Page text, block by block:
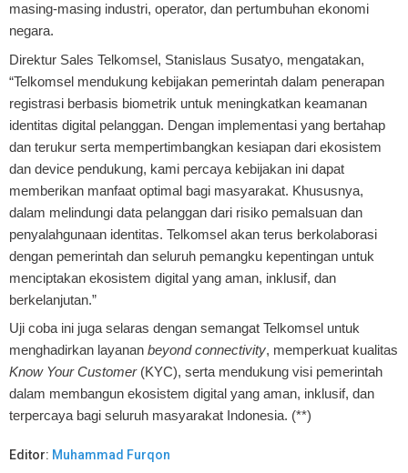
masing-masing industri, operator, dan pertumbuhan ekonomi
negara.
Direktur Sales Telkomsel, Stanislaus Susatyo, mengatakan,
“Telkomsel mendukung kebijakan pemerintah dalam penerapan
registrasi berbasis biometrik untuk meningkatkan keamanan
identitas digital pelanggan. Dengan implementasi yang bertahap
dan terukur serta mempertimbangkan kesiapan dari ekosistem
dan device pendukung, kami percaya kebijakan ini dapat
memberikan manfaat optimal bagi masyarakat. Khususnya,
dalam melindungi data pelanggan dari risiko pemalsuan dan
penyalahgunaan identitas. Telkomsel akan terus berkolaborasi
dengan pemerintah dan seluruh pemangku kepentingan untuk
menciptakan ekosistem digital yang aman, inklusif, dan
berkelanjutan.”
Uji coba ini juga selaras dengan semangat Telkomsel untuk
menghadirkan layanan beyond connectivity, memperkuat kualitas
Know Your Customer(KYC), serta mendukung visi pemerintah
dalam membangun ekosistem digital yang aman, inklusif, dan
terpercaya bagi seluruh masyarakat Indonesia. (**)
Editor: Muhammad Furqon